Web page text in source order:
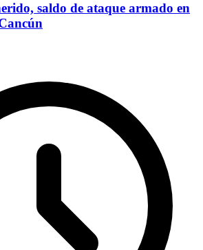
saldo de ataque armado en